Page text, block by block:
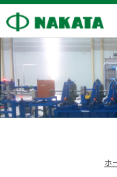
ホ